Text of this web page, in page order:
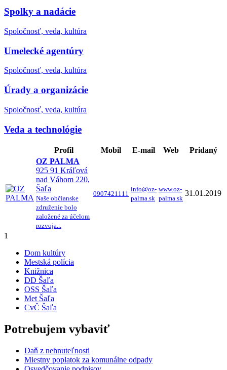
Spolky a nadácie
Spoločnosť, veda, kultúra
Umelecké agentúry
Spoločnosť, veda, kultúra
Úrady a organizácie
Spoločnosť, veda, kultúra
Veda a technológie
Profil Mobil E-mail Web
Pridaný
OZ PALMA
925 91 Kráľová
nad Váhom 220,
Šaľa
Naše občianske
združenie bolo
založené za účelom
rozvoja...
0907421111
info@oz-
palma.sk
www.oz-
palma.sk
31.01.2019
1
Dom kultúry
Mestská polícia
Knižnica
DD Šaľa
OSS Šaľa
Met Šaľa
CvČ Šaľa
Potrebujem vybaviť
Daň z nehnuteľnosti
Miestny poplatok za komunálne odpady